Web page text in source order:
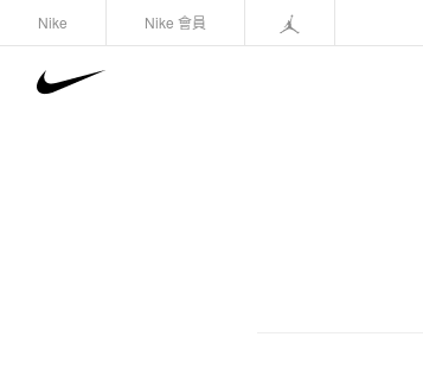
Nike Nike 會員